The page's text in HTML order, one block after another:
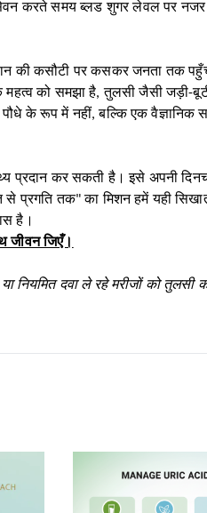
करते समय ब्लड शुगर लेवल पर
की कसौटी पर कसकर जनता तक
को समझा है, तुलसी जैसी जड़ी-
के रूप में नहीं, बल्कि एक वैज्ञानिक
प्रदान कर सकती है। इसे अपनी
से प्रगति तक" का मिशन हमें यही
है।
जीवन जिएँ।
नियमित दवा ले रहे मरीजों को